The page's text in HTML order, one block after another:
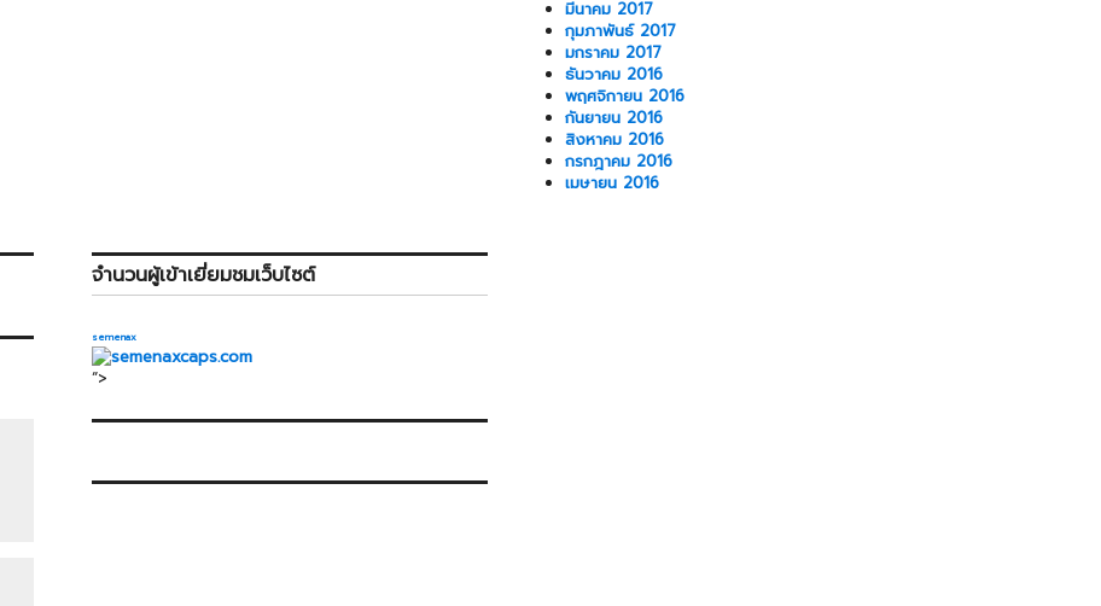
มีนาคม 2017
กุมภาพันธ์ 2017
มกราคม 2017
ธันวาคม 2016
พฤศจิกายน 2016
กันยายน 2016
สิงหาคม 2016
กรกฎาคม 2016
เมษายน 2016
จำนวนผู้เข้าเยี่ยมชมเว็บไซต์
semenax
“>